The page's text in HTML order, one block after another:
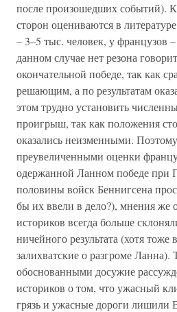
после произошедших событий).
сторон оцениваются в
– 3–5 тыс. человек, у французов
данном случае нет резона
окончательной победе, так как
решающим, а по результатам
этом трудно установить
проигрыш, так как положения
оказались неизменными.
преувеличенными оценки
одержанной Ланном победе при
половины войск Беннигсена
бы их ввели в дело?), мнения же
историков всегда больше
ничейного результата (хотя тоже
залихватские о разгроме Ланна).
обоснованными досужие
историков о том, что ужасный
грязь и ужасные дороги